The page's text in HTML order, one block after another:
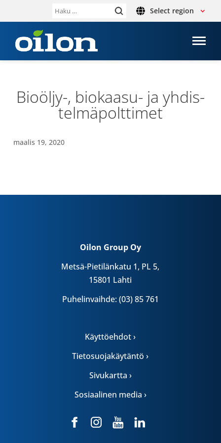
Haku: Select region
Bioöljy-​, biokaasu-​ ja yhdis­
tel­mä­polt­ti­met
maalis 19, 2020
Oilon Group Oy
Metsä-Pietilänkatu 1, PL 5,
15801 Lahti
Puhelinvaihde: (03) 85 761
Käyttöehdot ›
Tietosuojakäytäntö ›
Sivukartta ›
Sosiaalinen media ›